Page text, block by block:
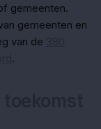
gemeenten.
gemeenten en
van de
.